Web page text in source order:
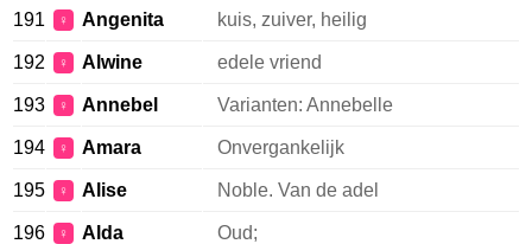
191 ♀ Angenita kuis, zuiver, heilig
192 ♀ Alwine edele vriend
193 ♀ Annebel Varianten: Annebelle
194 ♀ Amara Onvergankelijk
195 ♀ Alise Noble. Van de adel
196 ♀ Alda Oud;